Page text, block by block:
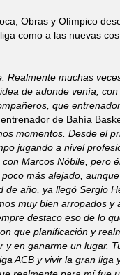
Obras y Olímpico
como a las nuevas
Realmente muchas
de adonde venía,
que
de Bahía
momentos. Desde el
jugando a nivel
Marcos Nóbile, pero
más alejado,
año, ya llegó Sergio
muy bien arropados y
destaco eso de lo
que planificación y
en ganarme un lugar.
ACB y vivir la gran liga